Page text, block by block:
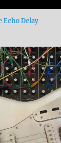
Echo Delay